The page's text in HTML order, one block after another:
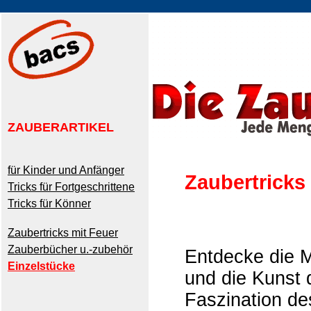
ZAUBERARTIKEL
für Kinder und Anfänger
Tricks für Fortgeschrittene
Tricks für Könner
Zaubertricks mit Feuer
Zauberbücher u.-zubehör
Einzelstücke
Entdecke die
und die Kunst
Faszination